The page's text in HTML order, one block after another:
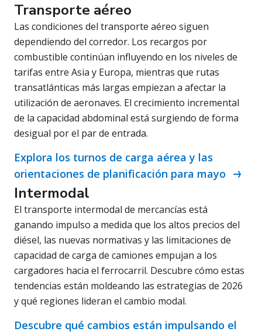
Transporte aéreo
Las condiciones del transporte aéreo siguen
dependiendo del corredor. Los recargos por
combustible continúan influyendo en los niveles de
tarifas entre Asia y Europa, mientras que rutas
transatlánticas más largas empiezan a afectar la
utilización de aeronaves. El crecimiento incremental
de la capacidad abdominal está surgiendo de forma
desigual por el par de entrada.
Explora los turnos de carga aérea y las
orientaciones de planificación para mayo
Intermodal
El transporte intermodal de mercancías está
ganando impulso a medida que los altos precios del
diésel, las nuevas normativas y las limitaciones de
capacidad de carga de camiones empujan a los
cargadores hacia el ferrocarril. Descubre cómo estas
tendencias están moldeando las estrategias de 2026
y qué regiones lideran el cambio modal.
Descubre qué cambios están impulsando el